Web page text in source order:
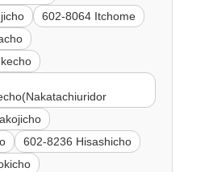
602-8064 Itchome
602-8236 Hisashicho